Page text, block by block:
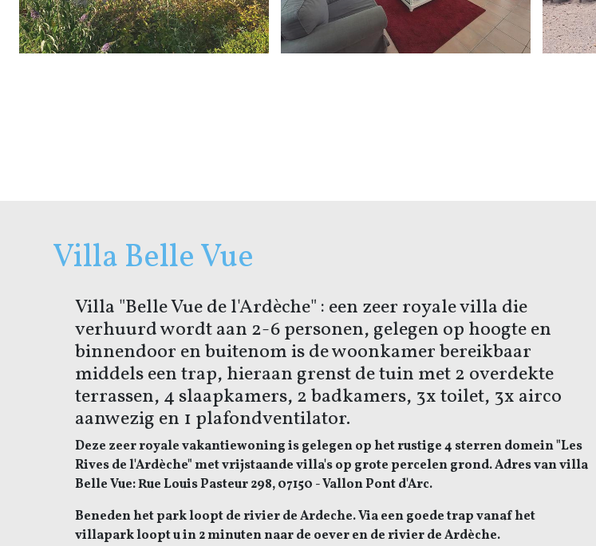
Villa Belle Vue
Villa "Belle Vue de l'Ardèche" : een zeer royale villa die
verhuurd wordt aan 2-6 personen, gelegen op hoogte en
binnendoor en buitenom is de woonkamer bereikbaar
middels een trap, hieraan grenst de tuin met 2 overdekte
terrassen, 4 slaapkamers, 2 badkamers, 3x toilet, 3x airco
aanwezig en 1 plafondventilator.
Deze zeer royale vakantiewoning is gelegen op het rustige 4 sterren domein "Les
Rives de l'Ardèche" met vrijstaande villa's op grote percelen grond. Adres van villa
Belle Vue: Rue Louis Pasteur 298, 07150 - Vallon Pont d'Arc.
Beneden het park loopt de rivier de Ardeche. Via een goede trap vanaf het
villapark loopt u in 2 minuten naar de oever en de rivier de Ardèche.